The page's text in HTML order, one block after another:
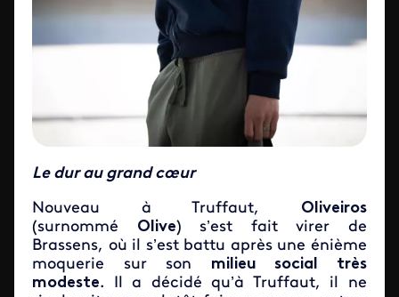
Le dur au grand cœur
Nouveau à Truffaut, Oliveiros
(surnommé Olive) s’est fait virer de
Brassens, où il s’est battu après une énième
moquerie sur son milieu social très
modeste. Il a décidé qu’à Truffaut, il ne